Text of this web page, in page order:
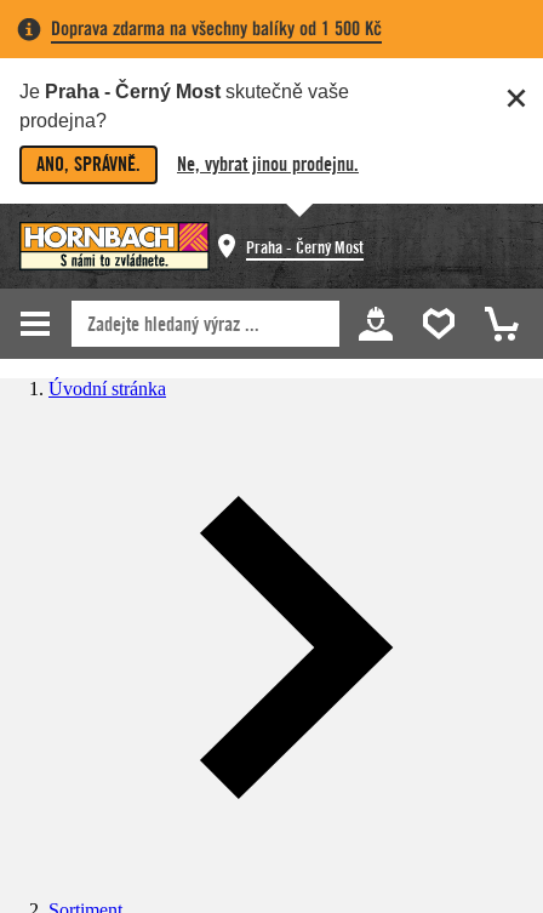
Doprava zdarma na všechny balíky od 1 500 Kč
Je Praha - Černý Most skutečně vaše
prodejna?
ANO, SPRÁVNĚ. Ne, vybrat jinou prodejnu.
Praha - Černý Most
Úvodní stránka